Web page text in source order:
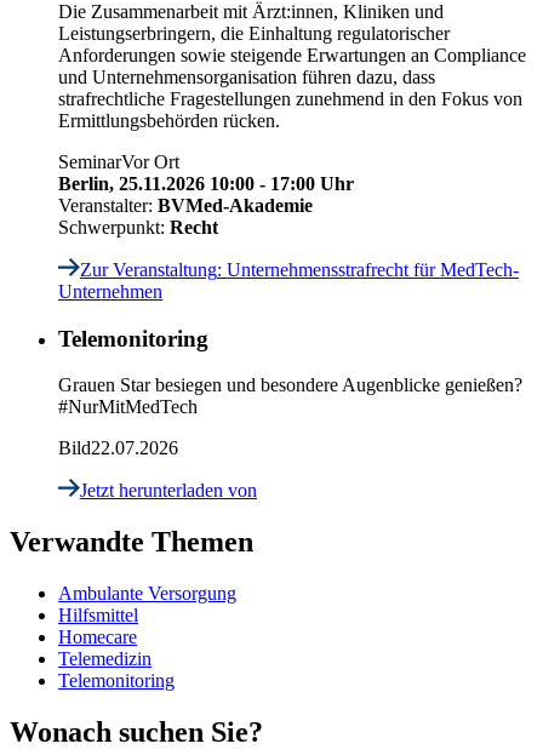
Die Zusammenarbeit mit Ärzt:innen, Kliniken und
Leistungserbringern, die Einhaltung regulatorischer
Anforderungen sowie steigende Erwartungen an Compliance
und Unternehmensorganisation führen dazu, dass
strafrechtliche Fragestellungen zunehmend in den Fokus von
Ermittlungsbehörden rücken.
SeminarVor Ort
Berlin, 25.11.2026 10:00 - 17:00 Uhr
Veranstalter: BVMed-Akademie
Schwerpunkt: Recht
Zur Veranstaltung: Unternehmensstrafrecht für MedTech-
Unternehmen
Telemonitoring
Grauen Star besiegen und besondere Augenblicke genießen?
#NurMitMedTech
Bild22.07.2026
Jetzt herunterladen von
Verwandte Themen
Ambulante Versorgung
Hilfsmittel
Homecare
Telemedizin
Telemonitoring
Wonach suchen Sie?